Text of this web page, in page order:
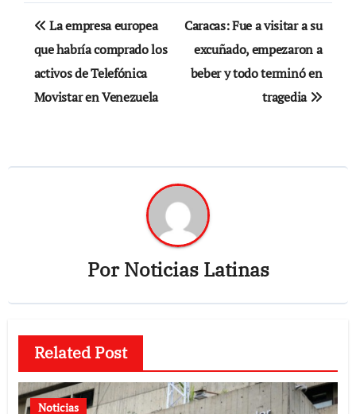
Navegación
de
entradas
La empresa europea
que habría comprado los
activos de Telefónica
Movistar en Venezuela
Caracas: Fue a visitar a su
excuñado, empezaron a
beber y todo terminó en
tragedia
PorNoticias Latinas
Related Post
Noticias